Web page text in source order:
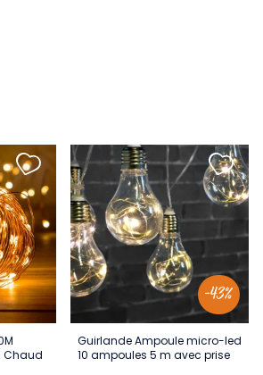
Chaud
-43%
Guirlande Ampoule micro-led
10 ampoules 5 m avec prise